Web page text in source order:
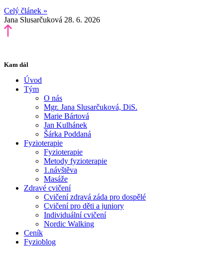
Celý článek »
Jana Slusarčuková 28. 6. 2026
Kam dál
Úvod
Tým
O nás
Mgr. Jana Slusarčuková, DiS.
Marie Bártová
Jan Kulhánek
Šárka Poddaná
Fyzioterapie
Fyzioterapie
Metody fyzioterapie
1.návštěva
Masáže
Zdravé cvičení
Cvičení zdravá záda pro dospělé
Cvičení pro děti a juniory
Individuální cvičení
Nordic Walking
Ceník
Fyzioblog